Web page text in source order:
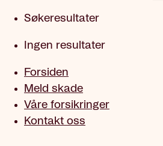
Søkeresultater
Ingen resultater
Forsiden
Meld skade
Våre forsikringer
Kontakt oss